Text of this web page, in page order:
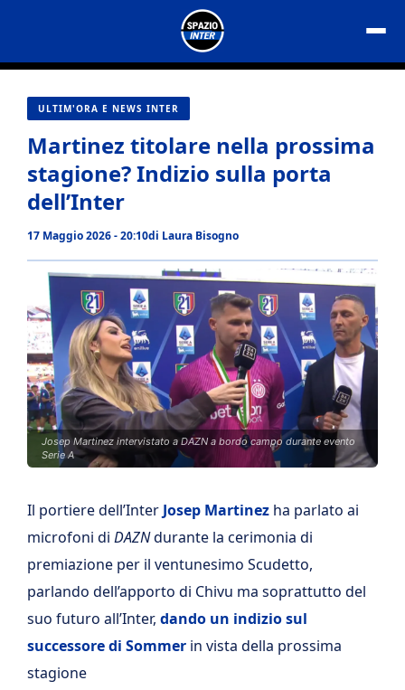
contenuto
ULTIM'ORA E NEWS INTER
Martinez titolare nella prossima
stagione? Indizio sulla porta
dell’Inter
17 Maggio 2026 - 20:10di Laura Bisogno
Josep Martinez intervistato a DAZN a bordo campo durante evento
Serie A
Il portiere dell’Inter Josep Martinez ha parlato ai
microfoni di DAZNdurante la cerimonia di
premiazione per il ventunesimo Scudetto,
parlando dell’apporto di Chivu ma soprattutto del
suo futuro all’Inter, dando un indizio sul
successore di Sommer in vista della prossima
stagione